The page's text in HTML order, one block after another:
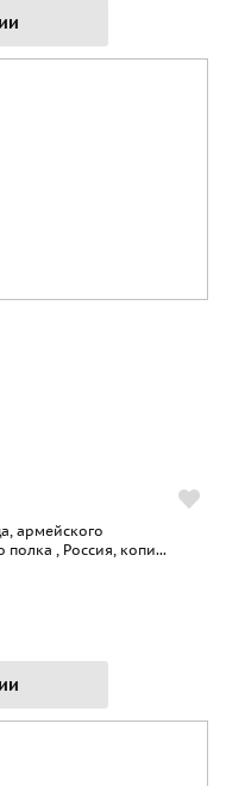
армейского
полка , Россия, копи...